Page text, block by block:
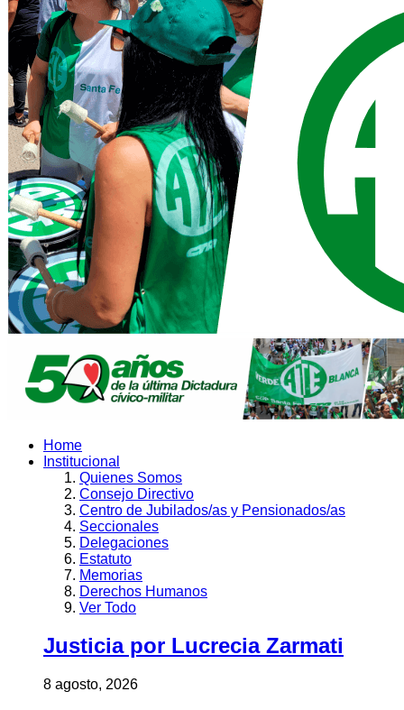
Home
Institucional
Quienes Somos
Consejo Directivo
Centro de Jubilados/as y Pensionados/as
Seccionales
Delegaciones
Estatuto
Memorias
Derechos Humanos
Ver Todo
Justicia por Lucrecia Zarmati
8 agosto, 2026